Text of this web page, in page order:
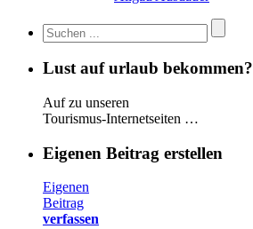
Lust auf urlaub bekommen?
Auf zu unseren
Tourismus-Internetseiten …
Eigenen Beitrag erstellen
Eigenen
Beitrag
verfassen